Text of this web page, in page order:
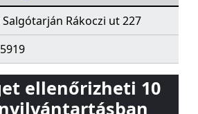
Salgótarján Rákoczi ut 227
ellenőrizheti 10